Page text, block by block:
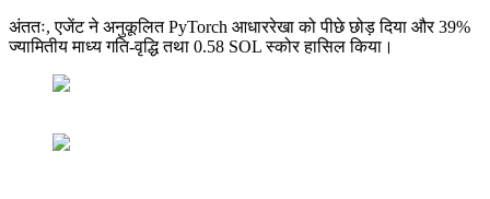
अंततः, एजेंट ने अनुकूलित PyTorch आधाररेखा को पीछे छोड़ दिया और 39%
ज्यामितीय माध्य गति-वृद्धि तथा 0.58 SOL स्कोर हासिल किया।